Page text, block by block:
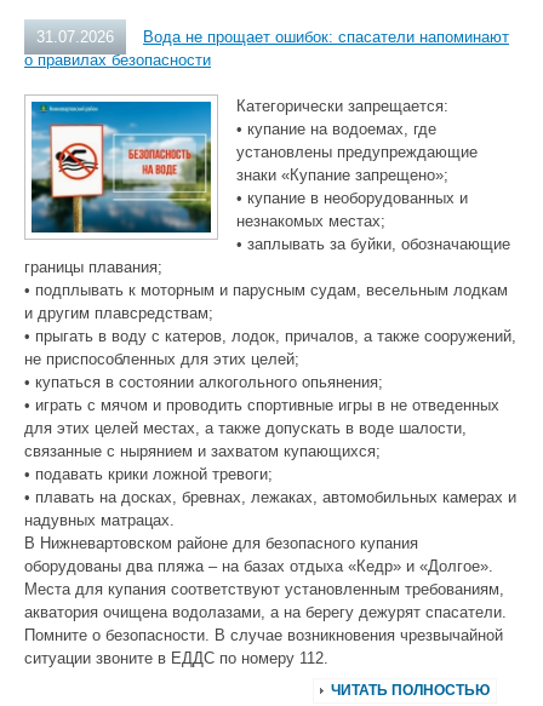
31.07.2026
Вода не прощает ошибок: спасатели напоминают
о правилах безопасности
Категорически запрещается:
• купание на водоемах, где
установлены предупреждающие
знаки «Купание запрещено»;
• купание в необорудованных и
незнакомых местах;
• заплывать за буйки, обозначающие
границы плавания;
• подплывать к моторным и парусным судам, весельным лодкам
и другим плавсредствам;
• прыгать в воду с катеров, лодок, причалов, а также сооружений,
не приспособленных для этих целей;
• купаться в состоянии алкогольного опьянения;
• играть с мячом и проводить спортивные игры в не отведенных
для этих целей местах, а также допускать в воде шалости,
связанные с нырянием и захватом купающихся;
• подавать крики ложной тревоги;
• плавать на досках, бревнах, лежаках, автомобильных камерах и
надувных матрацах.
В Нижневартовском районе для безопасного купания
оборудованы два пляжа – на базах отдыха «Кедр» и «Долгое».
Места для купания соответствуют установленным требованиям,
акватория очищена водолазами, а на берегу дежурят спасатели.
Помните о безопасности. В случае возникновения чрезвычайной
ситуации звоните в ЕДДС по номеру 112.
ЧИТАТЬ ПОЛНОСТЬЮ